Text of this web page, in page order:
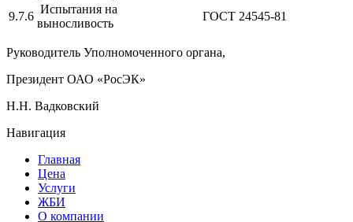
9.7.6
Испытания на
выносливость
ГОСТ 24545-81
Руководитель Уполномоченного органа,
Президент ОАО «РосЭК»
Н.Н. Вадковский
Навигация
Главная
Цена
Услуги
ЖБИ
О компании